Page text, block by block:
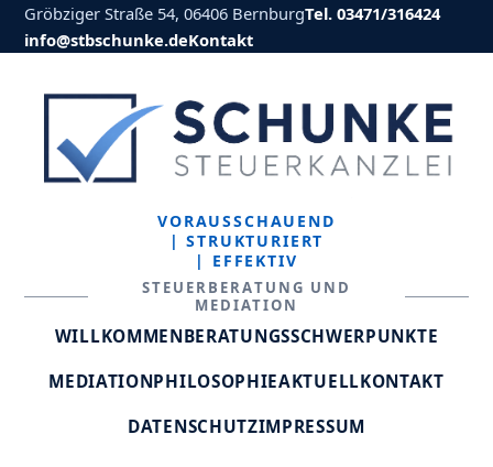
Gröbziger Straße 54, 06406 BernburgTel. 03471/316424
info@stbschunke.deKontakt
VORAUSSCHAUEND
| STRUKTURIERT
| EFFEKTIV
STEUERBERATUNG UND
MEDIATION
WILLKOMMENBERATUNGSSCHWERPUNKTE
MEDIATIONPHILOSOPHIEAKTUELLKONTAKT
DATENSCHUTZIMPRESSUM